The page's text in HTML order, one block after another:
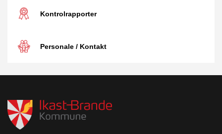
Kontrolrapporter
Personale / Kontakt